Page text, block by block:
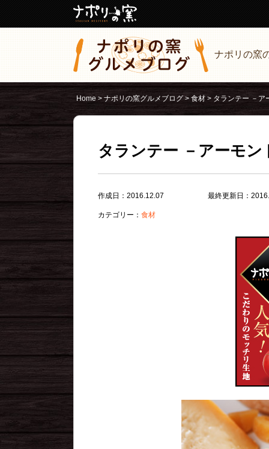
ナポリの窯
Home > ナポリの窯グルメブログ > 食材 > タランテー －ア
タランテー －アーモン
作成日：2016.12.07 最終更新日：
カテゴリー： 食材